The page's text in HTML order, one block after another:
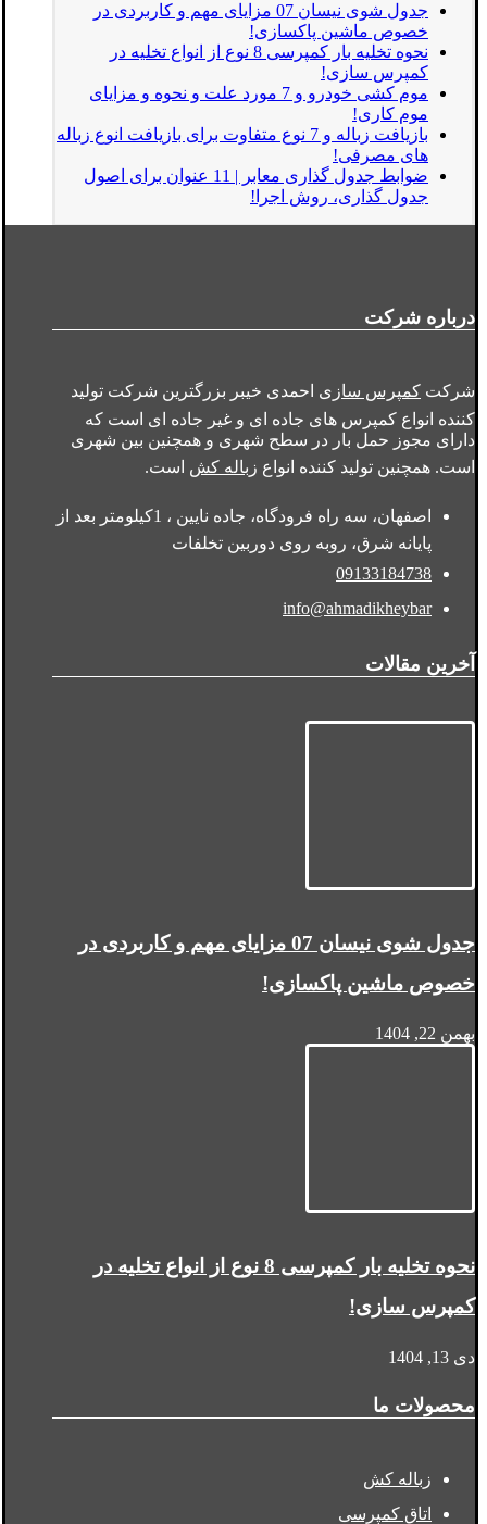
جدول شوی نیسان 07 مزایای مهم و کاربردی در
خصوص ماشین پاکسازی!
نحوه تخلیه بار کمپرسی 8 نوع از انواع تخلیه در
کمپرس سازی!
موم کشی خودرو و 7 مورد علت و نحوه و مزایای
موم کاری!
بازیافت زباله و 7 نوع متفاوت برای بازیافت انوع زباله
های مصرفی!
ضوابط جدول گذاری معابر | 11 عنوان برای اصول
جدول گذاری، روش اجرا!
درباره شرکت
شرکت کمپرس سازی احمدی خیبر بزرگترین شرکت تولید
کننده انواع کمپرس های جاده ای و غیر جاده ای است که
دارای مجوز حمل بار در سطح شهری و همچنین بین شهری
است. همچنین تولید کننده انواع زباله کش است.
اصفهان، سه راه فرودگاه، جاده نایین ، 1کیلومتر بعد از
پایانه شرق، روبه روی دوربین تخلفات
09133184738
info@ahmadikheybar
آخرین مقالات
جدول شوی نیسان 07 مزایای مهم و کاربردی در
خصوص ماشین پاکسازی!
بهمن 22, 1404
نحوه تخلیه بار کمپرسی 8 نوع از انواع تخلیه در
کمپرس سازی!
دی 13, 1404
محصولات ما
زباله کش
اتاق کمپرسی